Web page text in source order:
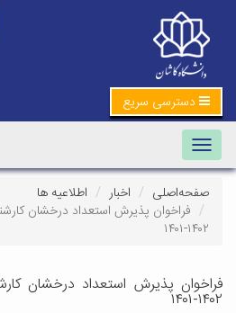
دسترسی سریع
Toggle navigation
صفحه‌اصلی اخبار
اطلاعیه ها
فراخوان پذیرش استعداد درخشان
۱۴۰۲-۱۴۰۱
فراخوان پذیرش استعداد درخشان
۱۴۰۲-۱۴۰۱